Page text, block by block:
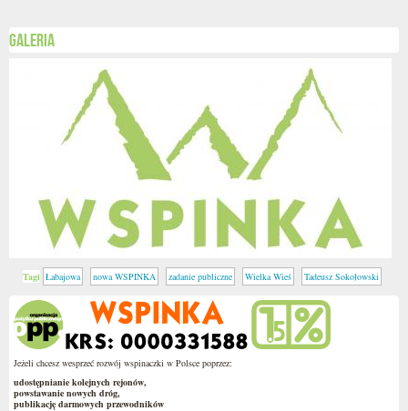
Galeria
Tagi Łabajowa nowa WSPINKA zadanie publiczne Wielka Wieś Tadeusz Sokołowski
Jeżeli chcesz wesprzeć rozwój wspinaczki w Polsce poprzez:
udostępnianie kolejnych rejonów,
powstawanie nowych dróg,
publikację darmowych przewodników